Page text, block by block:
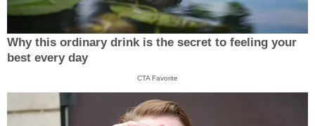
Why this ordinary drink is the secret to feeling your
best every day
CTA Favorite